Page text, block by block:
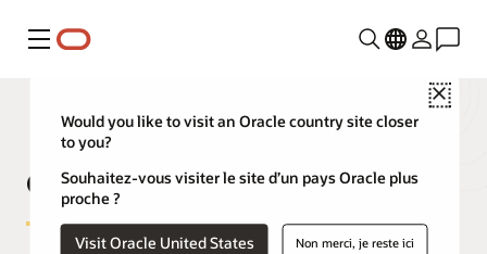
Menu
Close
Would you like to visit an Oracle country site closer
to you?
Souhaitez-vous visiter le site d’un pays Oracle plus
proche ?
Visit Oracle United States Non merci, je reste ici
Oracle Instant Client